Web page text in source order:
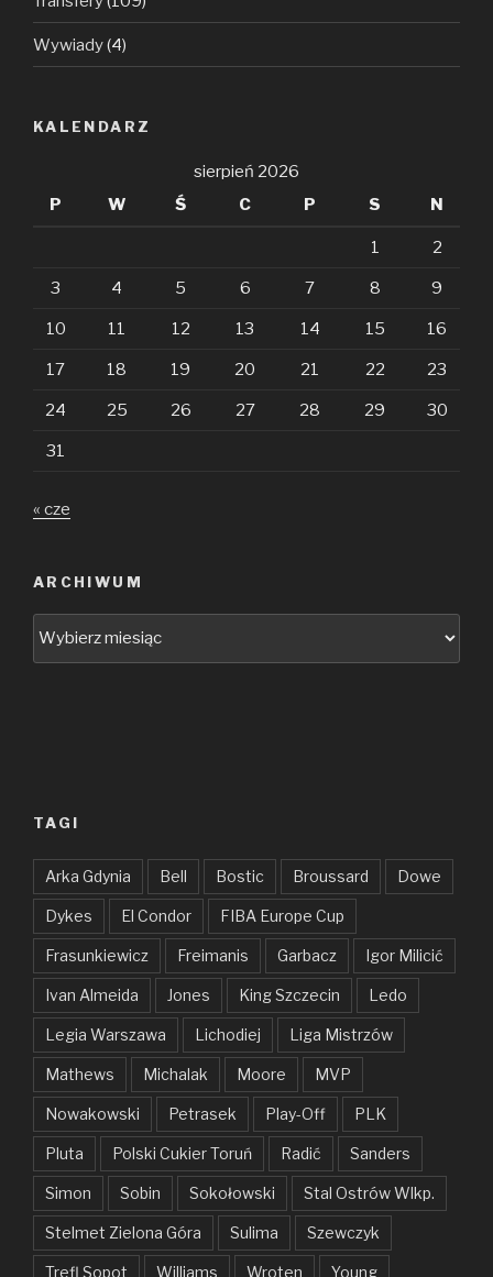
Wywiady(4)
KALENDARZ
sierpień 2026
P
W Ś C P S N
1 2
3 4 5 6 7 8 9
10 11 12 13 14 15 16
17 18 19 20 21 22 23
24 25 26 27 28 29 30
31
« cze
ARCHIWUM
TAGI
Arka Gdynia Bell Bostic Broussard Dowe
Dykes El Condor FIBA Europe Cup
Frasunkiewicz Freimanis Garbacz Igor Milicić
Ivan Almeida Jones King Szczecin Ledo
Legia Warszawa Lichodiej Liga Mistrzów
Mathews Michalak Moore MVP
Nowakowski Petrasek Play-Off PLK
Pluta Polski Cukier Toruń Radić Sanders
Simon Sobin Sokołowski Stal Ostrów Wlkp.
Stelmet Zielona Góra Sulima Szewczyk
Trefl Sopot Williams Wroten Young